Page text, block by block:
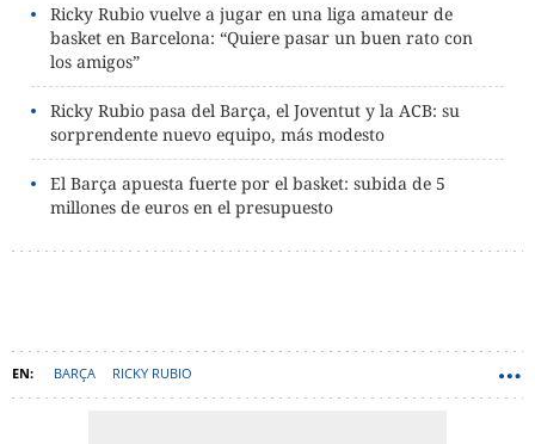
Ricky Rubio vuelve a jugar en una liga amateur de
basket en Barcelona: “Quiere pasar un buen rato con
los amigos”
Ricky Rubio pasa del Barça, el Joventut y la ACB: su
sorprendente nuevo equipo, más modesto
El Barça apuesta fuerte por el basket: subida de 5
millones de euros en el presupuesto
BARÇA RICKY RUBIO